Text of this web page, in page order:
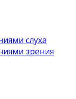
слуха
зрения